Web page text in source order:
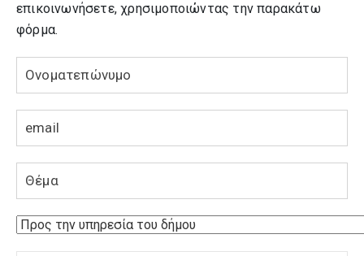
Διεύθυνση Μελετών &
Έργων
Διεύθυνση Οικονομικών
Διεύθυνση
Περιβάλλοντος,
Ενεργειακών Θεμάτων
και Πρασίνου
επικοινωνήσετε, χρησιμοποιώντας την παρακάτω
φόρμα.